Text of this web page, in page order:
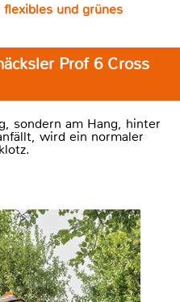
und grünes
Prof 6 Cross
sondern am Hang, hinter
wird ein normaler